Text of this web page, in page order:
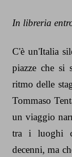
In libreria
C'è un'Italia
piazze che si
ritmo delle
Tommaso
un viaggio
tra i luoghi
decenni, ma